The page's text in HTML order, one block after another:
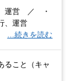
、運営 ／ ・
、運営
…続きを読む
ること（キャ